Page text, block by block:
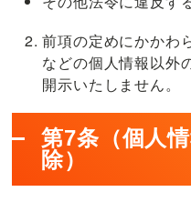
前項の定めにかかわ
などの個人情報以外
開示いたしません。
第7条（個人
除）